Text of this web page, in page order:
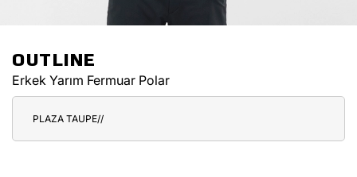
OUTLINE
Erkek Yarım Fermuar Polar
PLAZA TAUPE//